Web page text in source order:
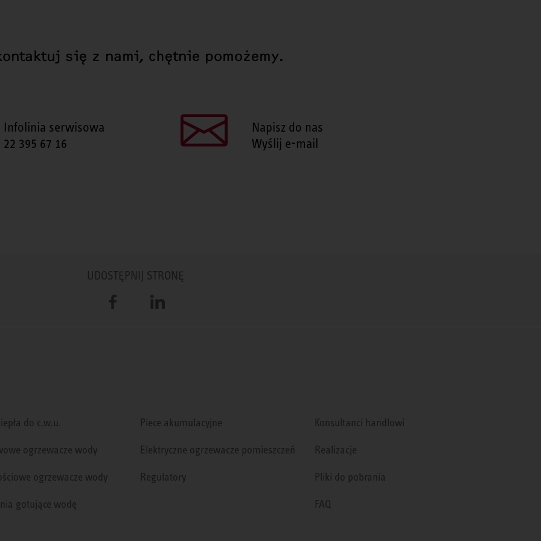
się z nami, chętnie pomożemy.
Infolinia serwisowa
22 395 67 16
Napisz do nas
Wyślij e-mail
UDOSTĘPNIJ STRONĘ
Facebook LinkedIn
do c.w.u.
ogrzewacze wody
ogrzewacze wody
gotujące wodę
Piece akumulacyjne
Elektryczne ogrzewacze pomieszczeń
Regulatory
Konsultanci handlowi
Realizacje
Pliki do pobrania
FAQ